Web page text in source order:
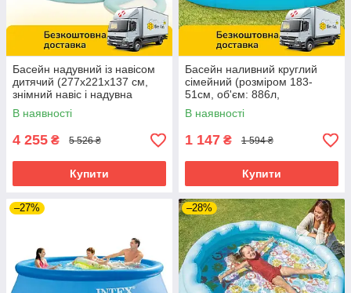
Басейн надувний із навісом
дитячий (277х221х137 см,
знімний навіс і надувна
ванночка для ніг, 830 л)
57195
В наявності
4 255 ₴ 5 526 ₴
Купити
Басейн наливний круглий
сімейний (розміром 183-
51см, об'єм: 886л,
ремкомплект) Intex 28101
В наявності
1 147 ₴ 1 594 ₴
Купити
–27% –28%